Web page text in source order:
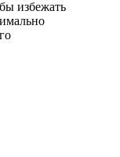
избежать